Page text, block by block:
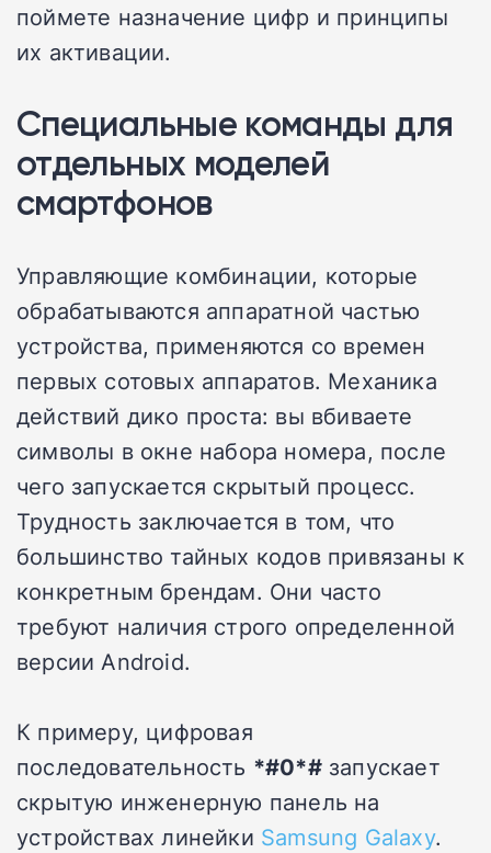
поймете назначение цифр и принципы
их активации.
Специальные команды для
отдельных моделей
смартфонов
Управляющие комбинации, которые
обрабатываются аппаратной частью
устройства, применяются со времен
первых сотовых аппаратов. Механика
действий дико проста: вы вбиваете
символы в окне набора номера, после
чего запускается скрытый процесс.
Трудность заключается в том, что
большинство тайных кодов привязаны к
конкретным брендам. Они часто
требуют наличия строго определенной
версии Android.
К примеру, цифровая
последовательность *#0*#запускает
скрытую инженерную панель на
устройствах линейки Samsung Galaxy.